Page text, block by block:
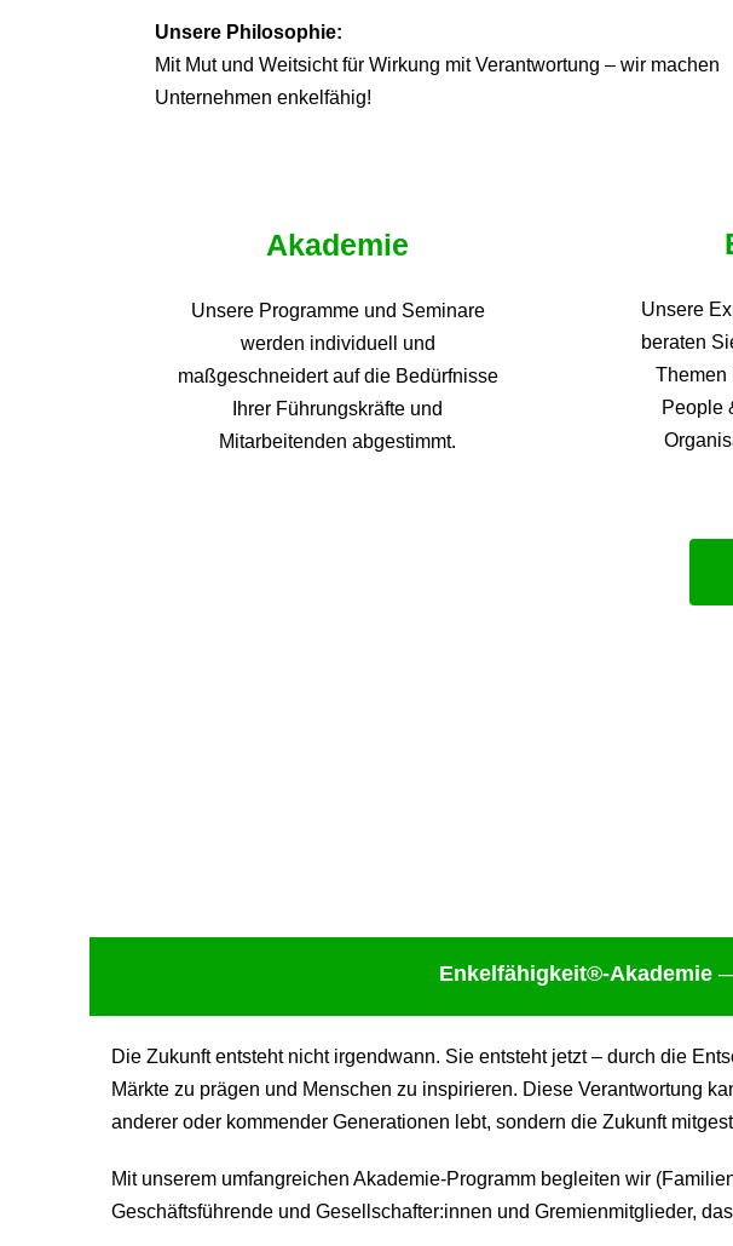
Unsere Philosophie:
Mit Mut und Weitsicht für Wirkung mit Verantwortung – wir machen
Unternehmen enkelfähig!
Akademie
Unsere Programme und Seminare
werden individuell und
maßgeschneidert auf die Bedürfnisse
Ihrer Führungskräfte und
Mitarbeitenden abgestimmt.
Unsere
beraten
Themen
People
Enkelfähigkeit®-Akademie
Die Zukunft entsteht nicht irgendwann. Sie entsteht jetzt – durch die
Märkte zu prägen und Menschen zu inspirieren. Diese Verantwortung
anderer oder kommender Generationen lebt, sondern die Zukunft
Mit unserem umfangreichen Akademie-Programm begleiten wir
Geschäftsführende und Gesellschafter:innen und Gremienmitglieder,